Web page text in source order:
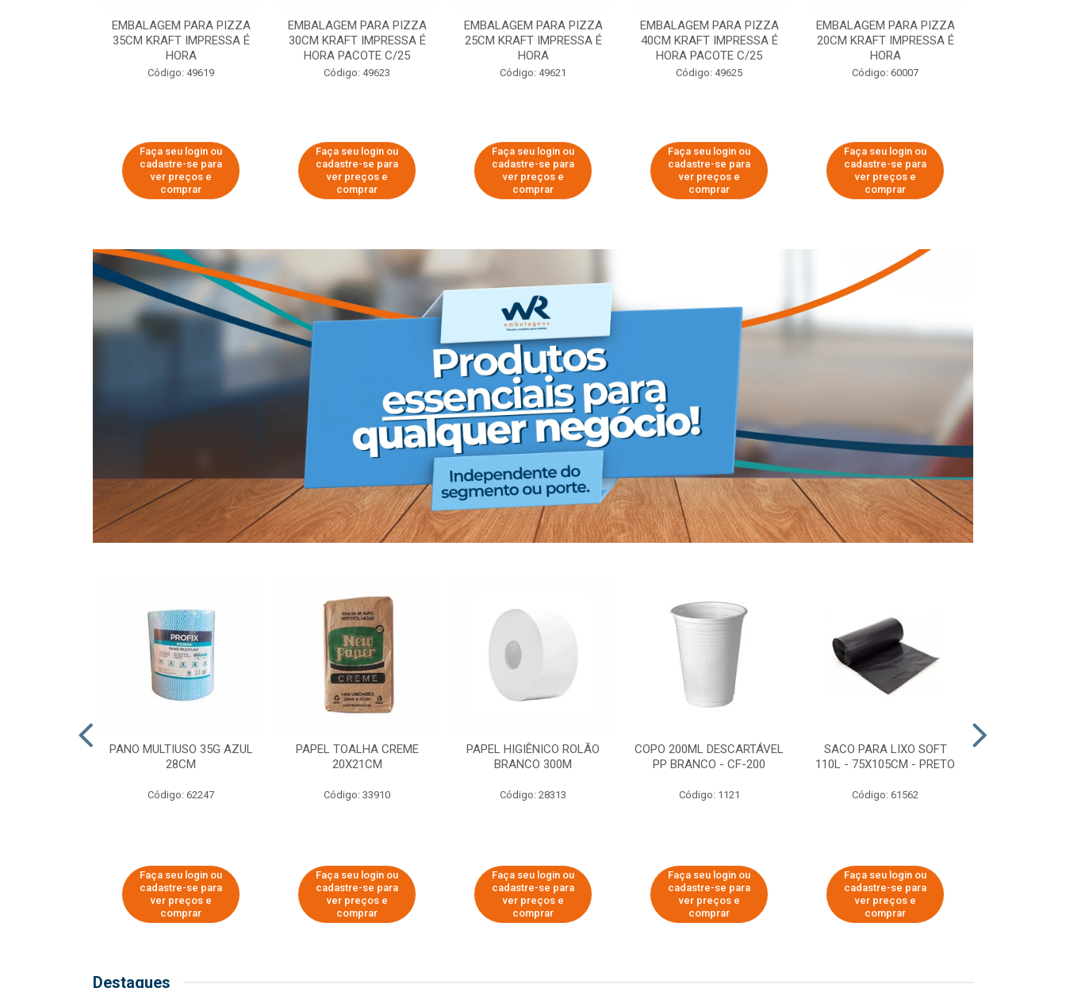
EMBALAGEM PARA PIZZA
35CM KRAFT IMPRESSA É
HORA
Código: 49619
Faça seu login ou
cadastre-se para
ver preços e
comprar
EMBALAGEM PARA PIZZA
30CM KRAFT IMPRESSA É
HORA PACOTE C/25
Código: 49623
Faça seu login ou
cadastre-se para
ver preços e
comprar
EMBALAGEM PARA PIZZA
25CM KRAFT IMPRESSA É
HORA
Código: 49621
Faça seu login ou
cadastre-se para
ver preços e
comprar
EMBALAGEM PARA PIZZA
40CM KRAFT IMPRESSA É
HORA PACOTE C/25
Código: 49625
Faça seu login ou
cadastre-se para
ver preços e
comprar
EMBALAGEM PARA PIZZA
20CM KRAFT IMPRESSA É
HORA
Código: 60007
Faça seu login ou
cadastre-se para
ver preços e
comprar
PANO MULTIUSO 35G AZUL
28CM
Código: 62247
Faça seu login ou
cadastre-se para
ver preços e
comprar
PAPEL TOALHA CREME
20X21CM
Código: 33910
Faça seu login ou
cadastre-se para
ver preços e
comprar
PAPEL HIGIÊNICO ROLÃO
BRANCO 300M
Código: 28313
Faça seu login ou
cadastre-se para
ver preços e
comprar
COPO 200ML DESCARTÁVEL
PP BRANCO - CF-200
Código: 1121
Faça seu login ou
cadastre-se para
ver preços e
comprar
SACO PARA LIXO SOFT
110L - 75X105CM - PRETO
Código: 61562
Faça seu login ou
cadastre-se para
ver preços e
comprar
Destaques